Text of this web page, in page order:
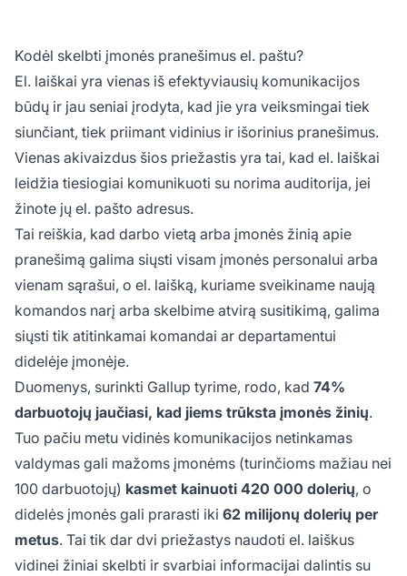
Kodėl skelbti įmonės pranešimus el. paštu?
El. laiškai yra vienas iš efektyviausių komunikacijos
būdų ir jau seniai įrodyta, kad jie yra veiksmingai tiek
siunčiant, tiek priimant vidinius ir išorinius pranešimus.
Vienas akivaizdus šios priežastis yra tai, kad el. laiškai
leidžia tiesiogiai komunikuoti su norima auditorija, jei
žinote jų el. pašto adresus.
Tai reiškia, kad darbo vietą arba įmonės žinią apie
pranešimą galima siųsti visam įmonės personalui arba
vienam sąrašui, o el. laišką, kuriame sveikiname naują
komandos narį arba skelbime atvirą susitikimą, galima
siųsti tik atitinkamai komandai ar departamentui
didelėje įmonėje.
Duomenys, surinkti Gallup tyrime, rodo, kad 74%
darbuotojų jaučiasi, kad jiems trūksta įmonės žinių.
Tuo pačiu metu vidinės komunikacijos netinkamas
valdymas gali mažoms įmonėms (turinčioms mažiau nei
100 darbuotojų) kasmet kainuoti 420 000 dolerių, o
didelės įmonės gali prarasti iki 62 milijonų dolerių per
metus. Tai tik dar dvi priežastys naudoti el. laiškus
vidinei žiniai skelbti ir svarbiai informacijai dalintis su